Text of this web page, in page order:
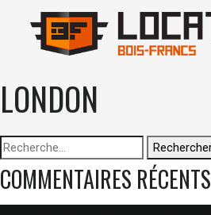
LONDON
Rechercher :
COMMENTAIRES RÉCENTS